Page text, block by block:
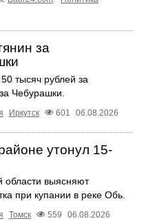
за
тысяч рублей за
Чебурашки.
Иркутск 601 06.08.2026
утонул 15-
выясняют
при купании в реке Обь.
Томск 559 06.08.2026